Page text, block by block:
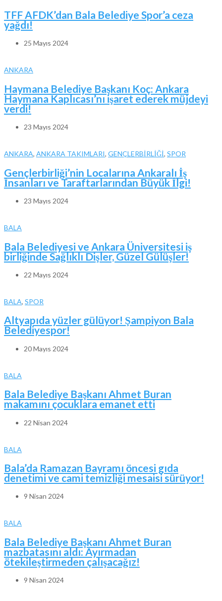
TFF AFDK’dan Bala Belediye Spor’a ceza
yağdı!
25 Mayıs 2024
ANKARA
Haymana Belediye Başkanı Koç: Ankara
Haymana Kaplıcası’nı işaret ederek müjdeyi
verdi!
23 Mayıs 2024
ANKARA, ANKARA TAKIMLARI, GENÇLERBİRLİĞİ, SPOR
Gençlerbirliği’nin Localarına Ankaralı İş
İnsanları ve Taraftarlarından Büyük İlgi!
23 Mayıs 2024
BALA
Bala Belediyesi ve Ankara Üniversitesi iş
birliğinde Sağlıklı Dişler, Güzel Gülüşler!
22 Mayıs 2024
BALA, SPOR
Altyapıda yüzler gülüyor! Şampiyon Bala
Belediyespor!
20 Mayıs 2024
BALA
Bala Belediye Başkanı Ahmet Buran
makamını çocuklara emanet etti
22 Nisan 2024
BALA
Bala’da Ramazan Bayramı öncesi gıda
denetimi ve cami temizliği mesaisi sürüyor!
9 Nisan 2024
BALA
Bala Belediye Başkanı Ahmet Buran
mazbatasını aldı: Ayırmadan
ötekileştirmeden çalışacağız!
9 Nisan 2024